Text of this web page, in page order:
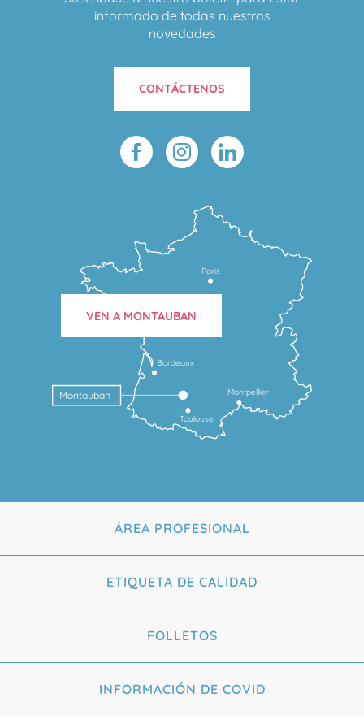
informado de todas nuestras
novedades
CONTÁCTENOS
Toulouse
Montpellier
Bordeaux
Montauban
Paris
VEN A MONTAUBAN
ÁREA PROFESIONAL
ETIQUETA DE CALIDAD
FOLLETOS
INFORMACIÓN DE COVID